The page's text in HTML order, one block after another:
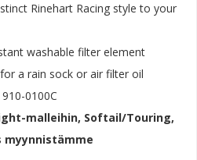
Rinehart Racing style to your
washable filter element
a rain sock or air filter oil
0100C
malleihin, Softail/Touring,
myynnistämme